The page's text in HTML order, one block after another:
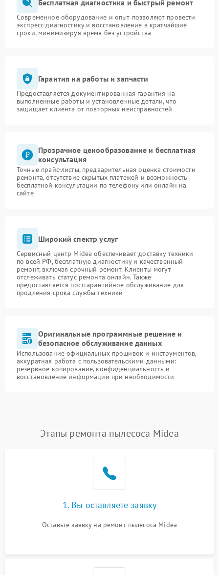
Бесплатная диагностика и быстрый ремонт
Современное оборудование и опыт позволяют провести
экспресс-диагностику и восстановление в кратчайшие
сроки, минимизируя время без устройства
Гарантия на работы и запчасти
Предоставляется документированная гарантия на
выполненные работы и установленные детали, что
защищает клиента от повторных неисправностей
Прозрачное ценообразование и бесплатная
консультация
Точные прайс-листы, предварительная оценка стоимости
ремонта, отсутствие скрытых платежей и возможность
бесплатной консультации по телефону или онлайн на
сайте
Широкий спектр услуг
Сервисный центр Midea обеспечивает доставку техники
по всей РФ, бесплатную диагностику и качественный
ремонт, включая срочный ремонт. Клиенты могут
отслеживать статус ремонта онлайн. Также
предоставляется постгарантийное обслуживание для
продления срока службы техники
Оригинальные программные решение и
безопасное обслуживание данных
Использование официальных прошивок и инструментов,
аккуратная работа с пользовательскими данными:
резервное копирование, конфиденциальность и
восстановление информации при необходимости
Этапы ремонта пылесоса Midea
1. Вы оставляете заявку
Оставьте заявку на ремонт пылесоса Midea